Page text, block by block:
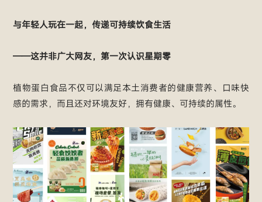
与年轻人玩在一起，传递可持续饮食生活
——这并非广大网友，第一次认识星期零
植物蛋白食品不仅可以满足本土消费者的健康营养、口味快
感的需求，而且还对环境友好，拥有健康、可持续的属性。